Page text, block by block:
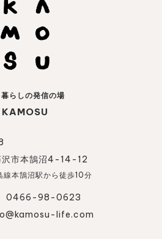
らしの発信の場
KAMOSU
沢市本鵠沼4-14-12
線本鵠沼駅から徒歩10分
0466-98-0623
life.com